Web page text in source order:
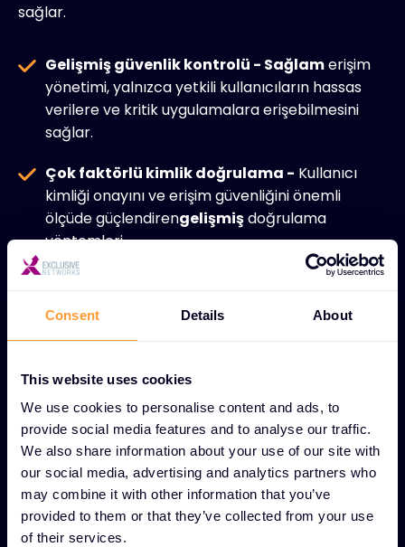
Consent Details About
This website uses cookies
We use cookies to personalise content and ads, to
provide social media features and to analyse our traffic.
We also share information about your use of our site with
our social media, advertising and analytics partners who
may combine it with other information that you’ve
provided to them or that they’ve collected from your use
of their services.
sağlar.
Gelişmiş güvenlik kontrolü - Sağlamerişim
yönetimi, yalnızca yetkili kullanıcıların hassas
verilere ve kritik uygulamalara erişebilmesini
sağlar.
Çok faktörlü kimlik doğrulama - Kullanıcı
kimliği onayını ve erişim güvenliğini önemli
ölçüde güçlendirengelişmişdoğrulama
yöntemleri.
Tek oturum açma kolaylığı -
Tek bir kimlik
uygulamaya güvenli erişim ile
kolaylaştırılmış
Otomatik kullanıcı hazırlama -
yaşam döngüleri boyunca kullanıcı hesaplarının
ve erişim haklarınınverimli yönetimi.
Mevzuata uygunluk -Endüstri standartlarını
ve yasal gereklilikleri karşılamaya yardımcı
olan kapsamlıyönetişim çerçeveleri.